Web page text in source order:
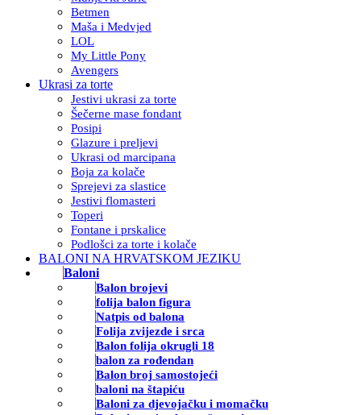
Betmen
Maša i Medvjed
LOL
My Little Pony
Avengers
Ukrasi za torte
Jestivi ukrasi za torte
Šečerne mase fondant
Posipi
Glazure i preljevi
Ukrasi od marcipana
Boja za kolače
Sprejevi za slastice
Jestivi flomasteri
Toperi
Fontane i prskalice
Podlošci za torte i kolače
BALONI NA HRVATSKOM JEZIKU
Baloni
Balon brojevi
folija balon figura
Natpis od balona
Folija zvijezde i srca
Balon folija okrugli 18
balon za rođendan
Balon broj samostojeći
baloni na štapiću
Baloni za djevojačku i momačku